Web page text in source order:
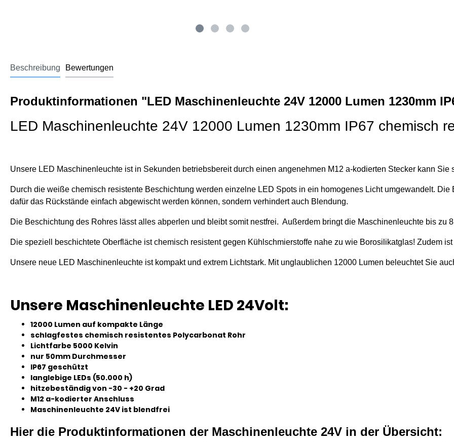
Beschreibung Bewertungen
Produktinformationen "LED Maschinenleuchte 24V 12000 Lumen 1230mm
LED Maschinenleuchte 24V 12000 Lumen 1230mm IP67 chemisch
Unsere LED Maschinenleuchte ist in Sekunden betriebsbereit durch einen angenehmen M12 a-kodierten Stecker kann
Durch die weiße chemisch resistente Beschichtung werden einzelne LED Spots in ein homogenes Licht umgewandelt.
dafür das Rückstände einfach abgewischt werden können, sondern verhindert auch Blendung.
Die Beschichtung des Rohres lässt alles abperlen und bleibt somit nestfrei. Außerdem bringt die Maschinenleuchte bis zu
Die speziell beschichtete Oberfläche ist chemisch resistent gegen Kühlschmierstoffe nahe zu wie Borosilikatglas! Zudem
Unsere neue LED Maschinenleuchte ist kompakt und extrem Lichtstark. Mit unglaublichen 12000 Lumen beleuchtet Sie
Unsere Maschinenleuchte LED 24Volt:
12000 Lumen auf kompakte Länge
schlagfestes chemisch resistentes Polycarbonat Rohr
Lichtfarbe 5000 Kelvin
nur 50mm Durchmesser
IP67 geschützt
langlebige LEDs (50.000 h)
hitzebeständig von -30 - +20 Grad
M12 a-kodierter Anschluss
Maschinenleuchte 24V ist blendfrei
Hier die Produktinformationen der Maschinenleuchte 24V in der Übersicht: